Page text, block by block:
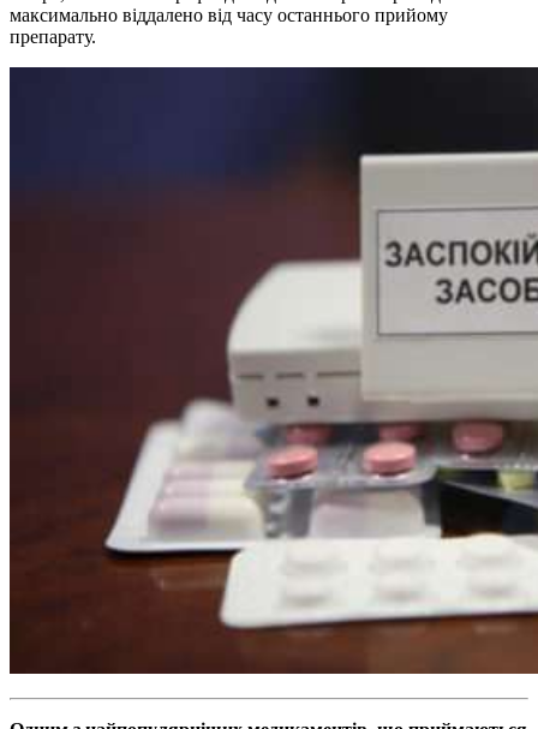
максимально віддалено від часу останнього прийому
препарату.